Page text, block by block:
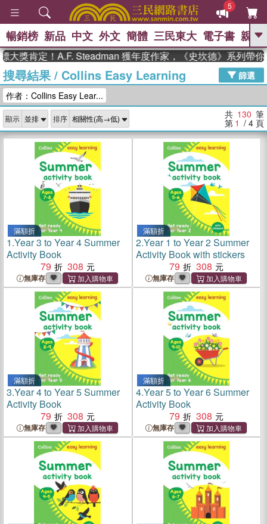
5
GO
熱搜： 東野圭吾 、 The Odyssey 、
父親節 、 如果歷史是一群喵 、 暑期
念華 、 台灣的李登輝時代 、 數學女
孩：黎曼猜想
偉大的迷走神經
暢銷榜 新品 中文 外文 簡體 三民東大 電子書 親子
定！A.F. Steadman 獲年度作家，《史坎德》系列帶你踏上熱
搜尋結果/ Collins Easy Learning
篩選
作者：Collins Easy Lear...
顯示 排序 共 130 筆
第 1 / 4 頁
滿額折
1.Year 3 to Year 4 Summer
Activity Book
79
308
無庫存
滿額折
2.Year 1 to Year 2 Summer
Activity Book with stickers
79
308
無庫存
滿額折
3.Year 4 to Year 5 Summer
Activity Book
79
308
無庫存
滿額折
4.Year 5 to Year 6 Summer
Activity Book
79
308
無庫存